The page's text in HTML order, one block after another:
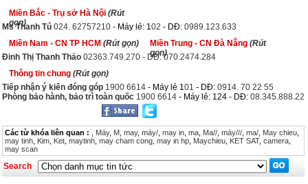
Miền Bắc - Trụ sở Hà Nội (Rút
gọn)
Ms Thanh Tú 024. 62757210 - Máy lẻ: 102 - DĐ: 0989.123.633
Miền Nam - CN TP HCM (Rút gọn) Miền Trung - CN Đà Nẵng (Rút
gọn)
Đinh Thị Thanh Thảo 02363.749.270 - DĐ: 070.2474.284
Thông tin chung (Rút gọn)
Tiếp nhận ý kiến đóng góp 1900 6614 - Máy lẻ 101 - DĐ: 0914. 70 22 55
Phòng bảo hành, bảo trì toàn quốc 1900 6614 - Máy lẻ: 124 - DĐ: 08.345.888.22
Các từ khóa liên quan : Máy, M may, máy/ may in ma Ma// máy/// ma/ May chieu
may tinh Kim Ket maytinh may cham cong may in hp Maychieu KET SAT, camera
may scan
Search